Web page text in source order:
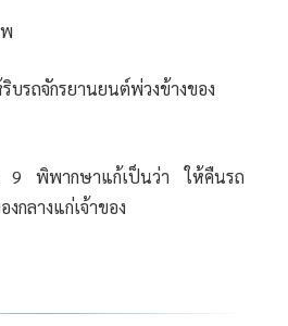
รถจักรยานยนต์พ่วงข้างของ
9 พิพากษาแก้เป็นว่า ให้คืนรถ
กลางแก่เจ้าของ